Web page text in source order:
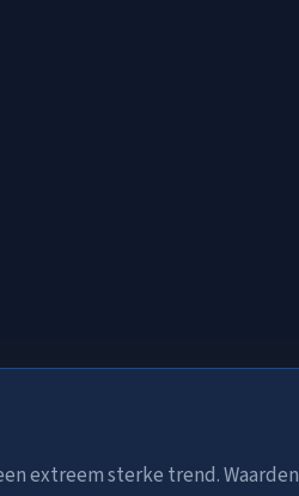
extreem sterke trend. Waarden